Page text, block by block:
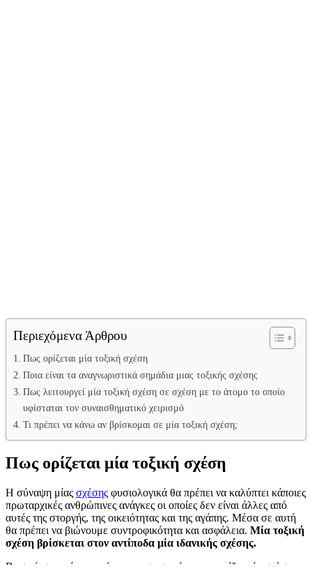
Περιεχόμενα Άρθρου
Πως ορίζεται μία τοξική σχέση
Ποια είναι τα αναγνωριστικά σημάδια μιας τοξικής σχέσης
Πως λειτουργεί μία τοξική σχέση σε σχέση με το άτομο το οποίο
υφίσταται τον συναισθηματικό χειρισμό
Τι πρέπει να κάνω αν βρίσκομαι σε μία τοξική σχέση;
Πως ορίζεται μία τοξική σχέση
Η σύναψη μίας σχέσης φυσιολογικά θα πρέπει να καλύπτει κάποιες
πρωταρχικές ανθρώπινες ανάγκες οι οποίες δεν είναι άλλες από
αυτές της στοργής, της οικειότητας και της αγάπης. Μέσα σε αυτή
θα πρέπει να βιώνουμε συντροφικότητα και ασφάλεια. Μία τοξική
σχέση βρίσκεται στον αντίποδα μία ιδανικής σχέσης.